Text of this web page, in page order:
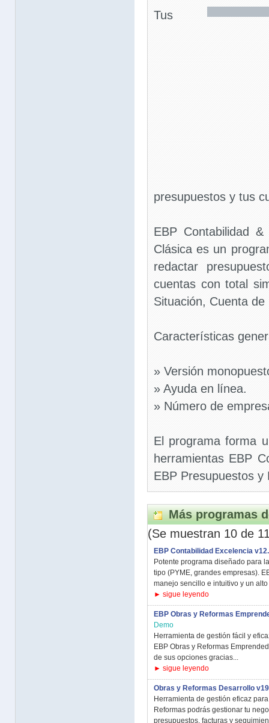
Tus
presupuestos y tus
EBP Contabilidad
Clásica es un
redactar
cuentas con total
Situación, Cuenta
Características
» Versión
» Ayuda en línea.
» Número de
El programa forma
herramientas EBP
EBP Presupuestos y
Más programas
(Se muestran 10 de
EBP Contabilidad Excelencia
Potente programa diseñado para
tipo (PYME, grandes empresas).
manejo sencillo e intuitivo y un
► sigue leyendo
EBP Obras y Reformas
Demo
Herramienta de gestión fácil y
EBP Obras y Reformas
de sus opciones gracias...
► sigue leyendo
Obras y Reformas Desarrollo
Herramienta de gestión eficaz
Reformas podrás gestionar tu
presupuestos, facturas y